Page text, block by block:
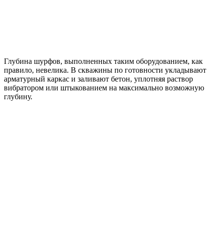
Глубина шурфов, выполненных таким оборудованием, как
правило, невелика. В скважины по готовности укладывают
арматурный каркас и заливают бетон, уплотняя раствор
вибратором или штыкованием на максимально возможную
глубину.